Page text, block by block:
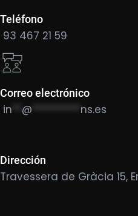
Teléfono
93 467 21 59
Correo electrónico
in @ ********** ns.es
Dirección
Travessera de Gràcia 15,